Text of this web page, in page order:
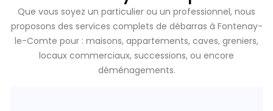
Que vous soyez un particulier ou un professionnel, nous
proposons des services complets de débarras à Fontenay-
le-Comte pour : maisons, appartements, caves, greniers,
locaux commerciaux, successions, ou encore
déménagements.